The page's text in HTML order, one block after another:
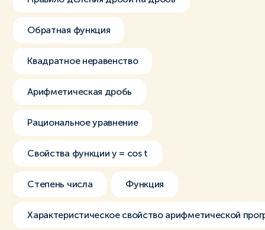
Обратная функция
Квадратное неравенство
Арифметическая дробь
Рациональное уравнение
Свойства функции y = cos t
Степень числа Функция
Характеристическое свойство арифметической